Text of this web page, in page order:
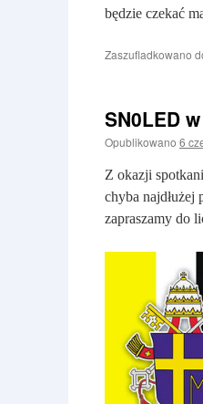
będzie czekać
Zaszufladkowano
SN0LED
Opublikowano 6
Z okazji
chyba najdłużej
zapraszamy do